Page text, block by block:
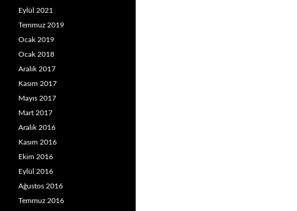
Eylül 2021
Temmuz 2019
Ocak 2019
Ocak 2018
Aralık 2017
Kasım 2017
Mayıs 2017
Mart 2017
Aralık 2016
Kasım 2016
Ekim 2016
Eylül 2016
Ağustos 2016
Temmuz 2016